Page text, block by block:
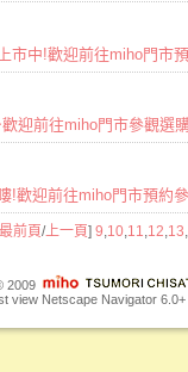
市中!歡迎前往miho門市
迎前往miho門市參觀選
!歡迎前往miho門市預約
最前頁/上一頁] 9 10 11 12 13
2009
view Netscape Navigator